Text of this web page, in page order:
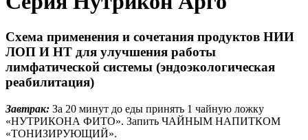
Схема применения и сочетания продуктов НИИ
ЛОП И НТ для улучшения работы
лимфатической системы (эндоэкологическая
реабилитация)
Завтрак: За 20 минут до еды принять 1 чайную ложку
«НУТРИКОНА ФИТО». Запить ЧАЙНЫМ НАПИТКОМ
«ТОНИЗИРУЮЩИЙ».